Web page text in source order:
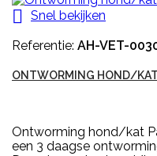

Snel bekijken
Referentie: AH-VET-
ONTWORMING HOND/
Ontworming hond/kat
een 3 daagse